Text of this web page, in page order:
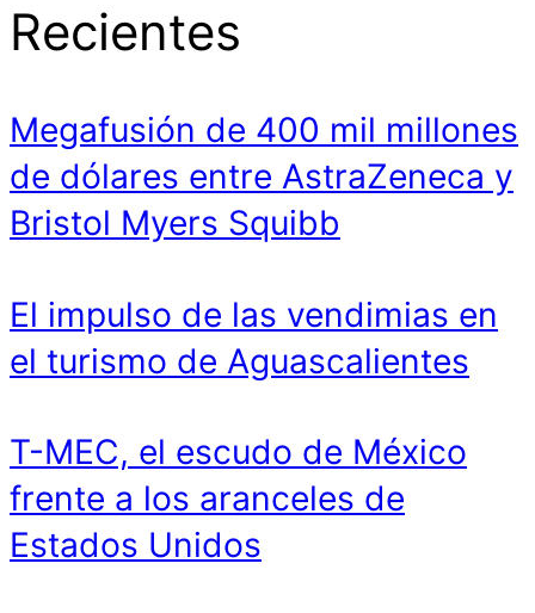
Recientes
Megafusión de 400 mil millones
de dólares entre AstraZeneca y
Bristol Myers Squibb
El impulso de las vendimias en
el turismo de Aguascalientes
T-MEC, el escudo de México
frente a los aranceles de
Estados Unidos